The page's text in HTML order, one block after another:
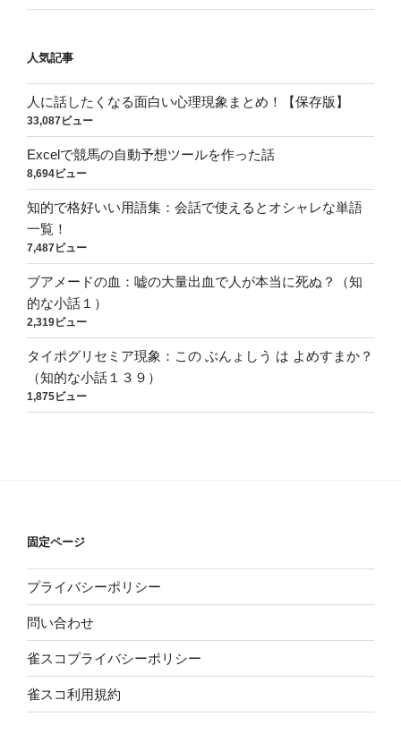
人気記事
人に話したくなる面白い心理現象まとめ！【保存版】
33,087ビュー
Excelで競馬の自動予想ツールを作った話
8,694ビュー
知的で格好いい用語集：会話で使えるとオシャレな単語
一覧！
7,487ビュー
ブアメードの血：嘘の大量出血で人が本当に死ぬ？（知
的な小話１）
2,319ビュー
タイポグリセミア現象：この ぶんょしう は よめすまか？
（知的な小話１３９）
1,875ビュー
固定ページ
プライバシーポリシー
問い合わせ
雀スコプライバシーポリシー
雀スコ利用規約